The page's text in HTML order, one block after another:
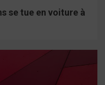
se tue en voiture à